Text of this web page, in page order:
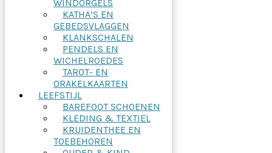
WINDORGELS
KATHA’S EN
GEBEDSVLAGGEN
KLANKSCHALEN
PENDELS EN
WICHELROEDES
TAROT- EN
ORAKELKAARTEN
LEEFSTIJL
BAREFOOT SCHOENEN
KLEDING & TEXTIEL
KRUIDENTHEE EN
TOEBEHOREN